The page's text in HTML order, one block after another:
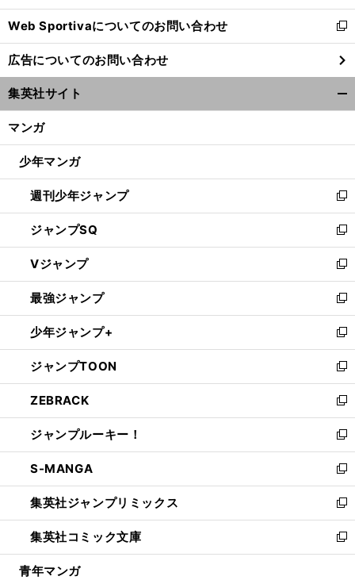
【
プ
】
・
来
」
開
く
Web Sportivaについてのお問い合わせ
新
し
い
ウ
ィ
ン
ウ
開
く
広告についてのお問い合わせ
集英社サイト
マンガ
少年マンガ
週刊少年ジャンプ
新
し
い
ウ
ィ
ン
ド
ウ
で
開
く
ジャンプSQ
新
し
い
ウ
ィ
ン
ド
ウ
で
開
く
Vジャンプ
新
し
い
ウ
ィ
ン
ド
ウ
で
開
く
最強ジャンプ
新
し
い
ウ
ィ
ン
ド
ウ
で
開
く
少年ジャンプ+
新
し
い
ウ
ィ
ン
ド
ウ
で
開
く
ジャンプTOON
新
し
い
ウ
ィ
ン
ド
ウ
で
開
く
ZEBRACK
新
し
い
ウ
ィ
ン
ド
ウ
で
開
ジャンプルーキー！
新
し
い
ウ
ィ
ン
ド
ウ
S-MANGA
新
し
い
ウ
ィ
ン
集英社ジャンプリミックス
新
し
い
ウ
集英社コミック文庫
新
し
青年マンガ